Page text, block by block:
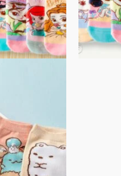
產
品
頁
面
項